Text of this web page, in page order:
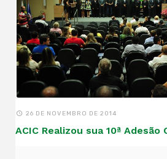
26 DE NOVEMBRO DE 2014
ACIC Realizou sua 10ª Adesão